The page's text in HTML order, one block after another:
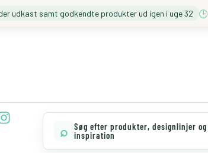
udkast samt godkendte produkter ud igen i uge 32 🕒
I
n
⌕
Søg efter produkter, designlinjer og
inspiration